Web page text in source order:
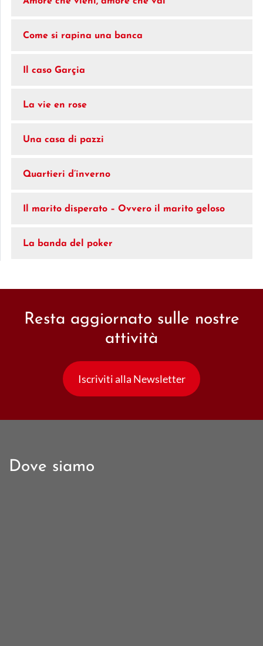
Come si rapina una banca
Il caso Garçia
La vie en rose
Una casa di pazzi
Quartieri d’inverno
Il marito disperato – Ovvero il marito geloso
La banda del poker
Resta aggiornato sulle nostre
attività
Iscriviti alla Newsletter
Dove siamo